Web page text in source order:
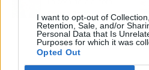
I want to opt-out of
Retention, Sale, and/or
Personal Data that Is
Purposes for which it was
Opted Out
Fátima Rojano León